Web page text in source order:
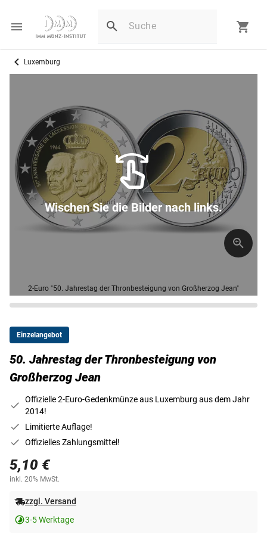
Luxemburg
2-Euro "50. Jahrestag der Thronbesteigung von Großherzog Jean"
Wischen Sie die Bilder nach links.
Einzelangebot
50. Jahrestag der Thronbesteigung von
Großherzog Jean
Offizielle 2-Euro-Gedenkmünze aus Luxemburg aus dem Jahr
2014!
Limitierte Auflage!
Offizielles Zahlungsmittel!
5,10 €
inkl. 20% MwSt.
zzgl. Versand
3-5 Werktage